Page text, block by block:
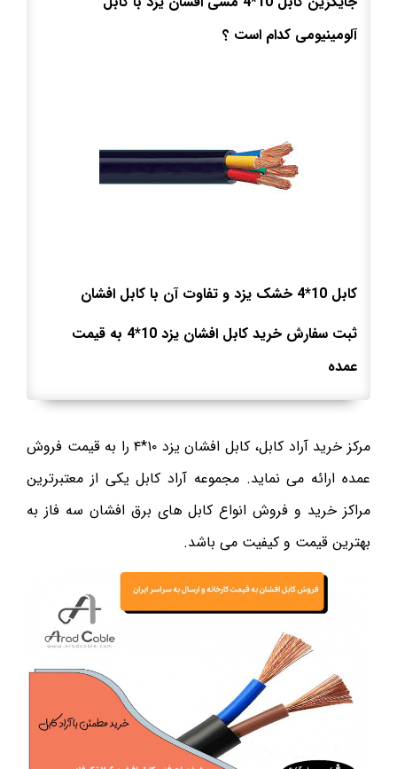
آلومینیومی کدام است ؟
کابل 10*4 خشک یزد و تفاوت آن با کابل افشان
ثبت سفارش خرید کابل افشان یزد 10*4 به قیمت
عمده
مرکز خرید آراد کابل، کابل افشان یزد ۱۰*۴ را به قیمت فروش
عمده ارائه می نماید. مجموعه آراد کابل یکی از معتبرترین
مراکز خرید و فروش انواع کابل های برق افشان سه فاز به
بهترین قیمت و کیفیت می باشد.